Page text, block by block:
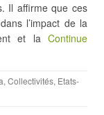
Il affirme que ces
l’impact de la
et la Continue
, Collectivités, Etats-